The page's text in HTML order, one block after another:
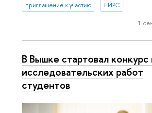
приглашение к участию НИРС
1
В Вышке стартовал конкурс
исследовательских работ
студентов